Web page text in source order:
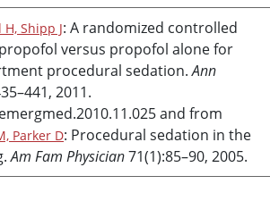
H, Shipp J: A randomized controlled
propofol versus propofol alone for
procedural sedation.Ann
2011.
and from
Parker D: Procedural sedation in the
Am Fam Physician71(1):85–90, 2005.